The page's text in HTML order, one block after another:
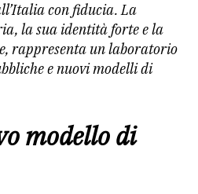
con fiducia. La
la sua identità forte e la
rappresenta un laboratorio
e nuovi modelli di
modello di